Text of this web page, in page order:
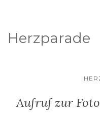
Herzparade
Aufruf zur